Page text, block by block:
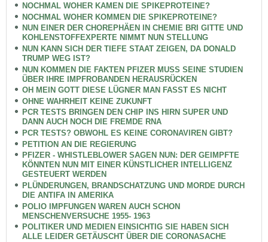
NOCHMAL WOHER KAMEN DIE SPIKEPROTEINE?
NOCHMAL WOHER KOMMEN DIE SPIKEPROTEINE?
NUN EINER DER CHOREPHÄEN IN CHEMIE BRI GITTE UND
KOHLENSTOFFEXPERTE NIMMT NUN STELLUNG
NUN KANN SICH DER TIEFE STAAT ZEIGEN, DA DONALD
TRUMP WEG IST?
NUN KOMMEN DIE FAKTEN PFIZER MUSS SEINE STUDIEN
ÜBER IHRE IMPFROBANDEN HERAUSRÜCKEN
OH MEIN GOTT DIESE LÜGNER MAN FASST ES NICHT
OHNE WAHRHEIT KEINE ZUKUNFT
PCR TESTS BRINGEN DEN CHIP INS HIRN SUPER UND
DANN AUCH NOCH DIE FREMDE RNA
PCR TESTS? OBWOHL ES KEINE CORONAVIREN GIBT?
PETITION AN DIE REGIERUNG
PFIZER - WHISTLEBLOWER SAGEN NUN: DER GEIMPFTE
KÖNNTEN NUN MIT EINER KÜNSTLICHER INTELLIGENZ
GESTEUERT WERDEN
PLÜNDERUNGEN, BRANDSCHATZUNG UND MORDE DURCH
DIE ANTIFA IN AMERIKA
POLIO IMPFUNGEN WAREN AUCH SCHON
MENSCHENVERSUCHE 1955- 1963
POLITIKER UND MEDIEN EINSICHTIG SIE HABEN SICH
ALLE LEIDER GETÄUSCHT ÜBER DIE CORONASACHE